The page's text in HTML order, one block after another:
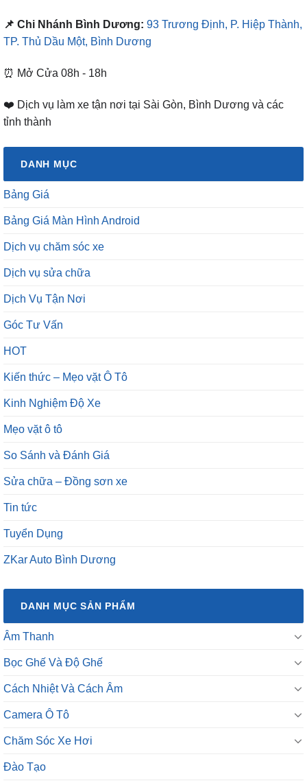
📌 Chi Nhánh Bình Dương: 93 Trương Định, P. Hiệp Thành,
TP. Thủ Dầu Một, Bình Dương
⏰ Mở Cửa 08h - 18h
❤️ Dịch vụ làm xe tận nơi tại Sài Gòn, Bình Dương và các
tỉnh thành
DANH MỤC
Bảng Giá
Bảng Giá Màn Hình Android
Dịch vụ chăm sóc xe
Dịch vụ sửa chữa
Dịch Vụ Tận Nơi
Góc Tư Vấn
HOT
Kiến thức – Mẹo vặt Ô Tô
Kinh Nghiệm Độ Xe
Mẹo vặt ô tô
So Sánh và Đánh Giá
Sửa chữa – Đồng sơn xe
Tin tức
Tuyển Dụng
ZKar Auto Bình Dương
DANH MỤC SẢN PHẨM
Âm Thanh
Bọc Ghế Và Độ Ghế
Cách Nhiệt Và Cách Âm
Camera Ô Tô
Chăm Sóc Xe Hơi
Đào Tạo